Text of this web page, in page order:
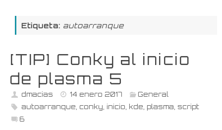
Etiqueta: autoarranque
[TIP] Conky al inicio
de plasma 5
dmacias 14 enero 2017
General
autoarranque conky inicio kde plasma script
6